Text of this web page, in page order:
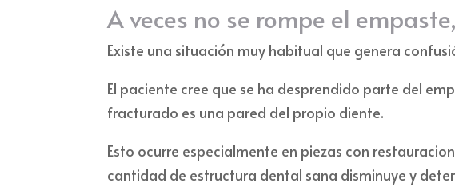
A veces no se rompe el
Existe una situación muy habitual que genera
El paciente cree que se ha desprendido parte del
fracturado es una pared del propio diente.
Esto ocurre especialmente en piezas con
cantidad de estructura dental sana disminuye y